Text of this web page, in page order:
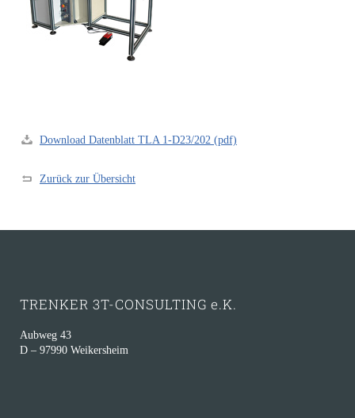
Download Datenblatt TLA 1-D23/202 (pdf)
Zurück zur Übersicht
TRENKER 3T-CONSULTING e.K.
Aubweg 43
D – 97990 Weikersheim